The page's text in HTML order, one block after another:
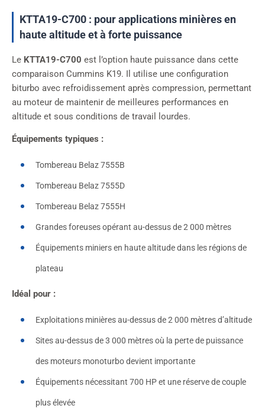
KTTA19-C700 : pour applications minières en
haute altitude et à forte puissance
Le KTTA19-C700 est l’option haute puissance dans cette
comparaison Cummins K19. Il utilise une configuration
biturbo avec refroidissement après compression, permettant
au moteur de maintenir de meilleures performances en
altitude et sous conditions de travail lourdes.
Équipements typiques :
Tombereau Belaz 7555B
Tombereau Belaz 7555D
Tombereau Belaz 7555H
Grandes foreuses opérant au-dessus de 2 000 mètres
Équipements miniers en haute altitude dans les régions de
plateau
Idéal pour :
Exploitations minières au-dessus de 2 000 mètres d’altitude
Sites au-dessus de 3 000 mètres où la perte de puissance
des moteurs monoturbo devient importante
Équipements nécessitant 700 HP et une réserve de couple
plus élevée